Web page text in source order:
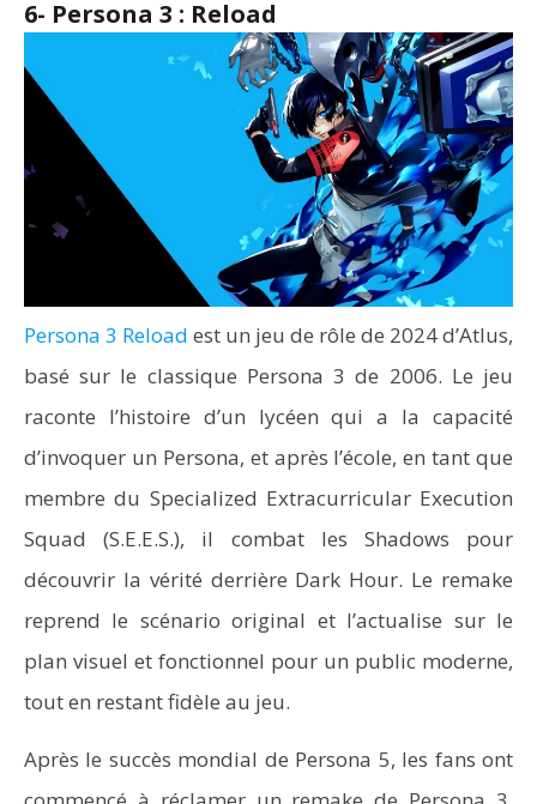
6- Persona 3 : Reload
Persona 3 Reload est un jeu de rôle de 2024 d’Atlus,
basé sur le classique Persona 3 de 2006. Le jeu
raconte l’histoire d’un lycéen qui a la capacité
d’invoquer un Persona, et après l’école, en tant que
membre du Specialized Extracurricular Execution
Squad (S.E.E.S.), il combat les Shadows pour
découvrir la vérité derrière Dark Hour. Le remake
reprend le scénario original et l’actualise sur le
plan visuel et fonctionnel pour un public moderne,
tout en restant fidèle au jeu.
Après le succès mondial de Persona 5, les fans ont